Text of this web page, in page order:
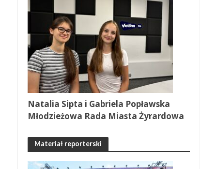
Natalia Sipta i Gabriela Popławska
Młodzieżowa Rada Miasta Żyrardowa
Materiał reporterski